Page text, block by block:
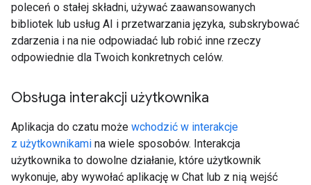
poleceń o stałej składni, używać zaawansowanych
bibliotek lub usług AI i przetwarzania języka, subskrybować
zdarzenia i na nie odpowiadać lub robić inne rzeczy
odpowiednie dla Twoich konkretnych celów.
Obsługa interakcji użytkownika
Aplikacja do czatu może wchodzić w interakcje
z użytkownikami na wiele sposobów. Interakcja
użytkownika to dowolne działanie, które użytkownik
wykonuje, aby wywołać aplikację w Chat lub z nią wejść